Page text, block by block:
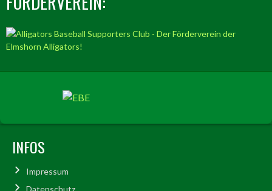
INFOS
Impressum